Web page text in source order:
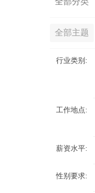
全部主题
行业类别:
工作地点:
薪资水平:
性别要求: